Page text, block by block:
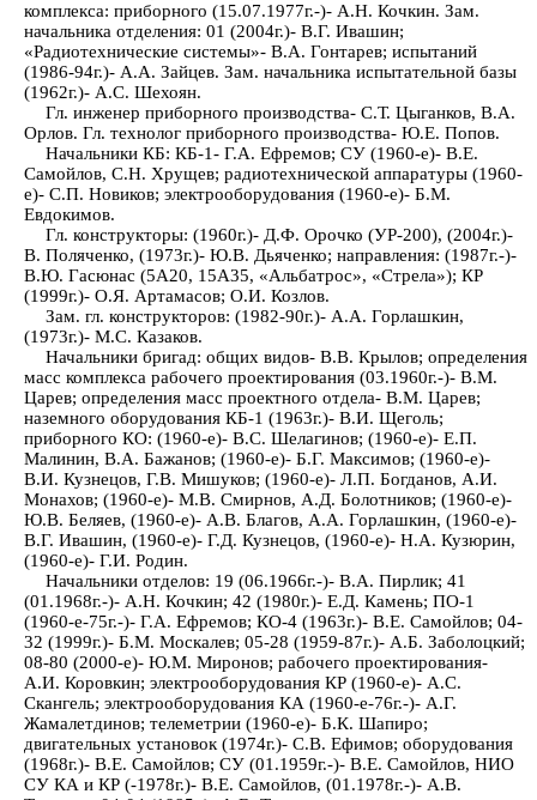
комплекса: приборного (15.07.1977г.-)- А.Н. Кочкин. Зам.
начальника отделения: 01 (2004г.)- В.Г. Ивашин;
«Радиотехнические системы»- В.А. Гонтарев; испытаний
(1986-94г.)- А.А. Зайцев. Зам. начальника испытательной базы
(1962г.)- А.С. Шехоян.
Гл. инженер приборного производства- С.Т. Цыганков, В.А.
Орлов. Гл. технолог приборного производства- Ю.Е. Попов.
Начальники КБ: КБ-1- Г.А. Ефремов; СУ (1960-е)- В.Е.
Самойлов, С.Н. Хрущев; радиотехнической аппаратуры (1960-
е)- С.П. Новиков; электрооборудования (1960-е)- Б.М.
Евдокимов.
Гл. конструкторы: (1960г.)- Д.Ф. Орочко (УР-200), (2004г.)-
В. Поляченко, (1973г.)- Ю.В. Дьяченко; направления: (1987г.-)-
В.Ю. Гасюнас (5А20, 15А35, «Альбатрос», «Стрела»); КР
(1999г.)- О.Я. Артамасов; О.И. Козлов.
Зам. гл. конструкторов: (1982-90г.)- А.А. Горлашкин,
(1973г.)- М.С. Казаков.
Начальники бригад: общих видов- В.В. Крылов; определения
масс комплекса рабочего проектирования (03.1960г.-)- В.М.
Царев; определения масс проектного отдела- В.М. Царев;
наземного оборудования КБ-1 (1963г.)- В.И. Щеголь;
приборного КО: (1960-е)- В.С. Шелагинов; (1960-е)- Е.П.
Малинин, В.А. Бажанов; (1960-е)- Б.Г. Максимов; (1960-е)-
В.И. Кузнецов, Г.В. Мишуков; (1960-е)- Л.П. Богданов, А.И.
Монахов; (1960-е)- М.В. Смирнов, А.Д. Болотников; (1960-е)-
Ю.В. Беляев, (1960-е)- А.В. Благов, А.А. Горлашкин, (1960-е)-
В.Г. Ивашин, (1960-е)- Г.Д. Кузнецов, (1960-е)- Н.А. Кузюрин,
(1960-е)- Г.И. Родин.
Начальники отделов: 19 (06.1966г.-)- В.А. Пирлик; 41
(01.1968г.-)- А.Н. Кочкин; 42 (1980г.)- Е.Д. Камень; ПО-1
(1960-е-75г.-)- Г.А. Ефремов; КО-4 (1963г.)- В.Е. Самойлов; 04-
32 (1999г.)- Б.М. Москалев; 05-28 (1959-87г.)- А.Б. Заболоцкий;
08-80 (2000-е)- Ю.М. Миронов; рабочего проектирования-
А.И. Коровкин; электрооборудования КР (1960-е)- А.С.
Скангель; электрооборудования КА (1960-е-76г.-)- А.Г.
Жамалетдинов; телеметрии (1960-е)- Б.К. Шапиро;
двигательных установок (1974г.)- С.В. Ефимов; оборудования
(1968г.)- В.Е. Самойлов; СУ (01.1959г.-)- В.Е. Самойлов, НИО
СУ КА и КР (-1978г.)- В.Е. Самойлов, (01.1978г.-)- А.В.